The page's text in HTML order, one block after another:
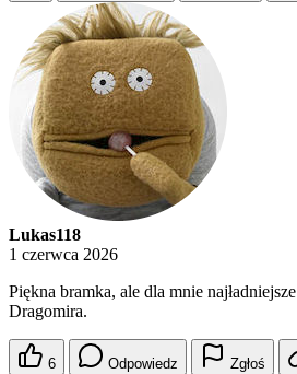
Lukas118
1 czerwca 2026
Piękna bramka, ale dla mnie
Dragomira.
6 Odpowiedz Zgłoś